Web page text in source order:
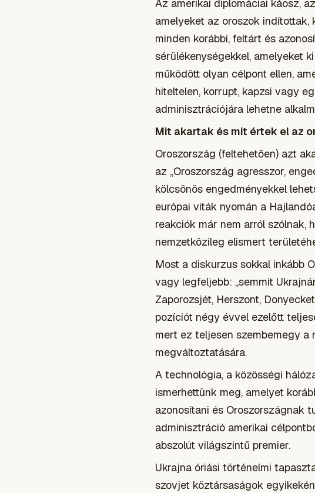
Az amerikai diplomáciai káosz,
amelyeket az oroszok
minden korábbi, feltárt és
sérülékenységekkel, amelyeket
működött olyan célpont ellen,
hiteltelen, korrupt, kapzsi vagy
adminisztrációjára lehetne
Mit akartak és mit értek el az
Oroszország (feltehetően) azt
az „Oroszország agresszor,
kölcsönös engedményekkel
európai viták nyomán a
reakciók már nem arról szólnak,
nemzetközileg elismert
Most a diskurzus sokkal inkább
vagy legfeljebb: „semmit
Zaporozsjét, Herszont,
pozíciót négy évvel ezelőtt
mert ez teljesen szembemegy a
megváltoztatására.
A technológia, a közösségi
ismerhettünk meg, amelyet
azonosítani és Oroszországnak
adminisztráció amerikai
abszolút világszintű premier.
Ukrajna óriási történelmi
szovjet köztársaságok